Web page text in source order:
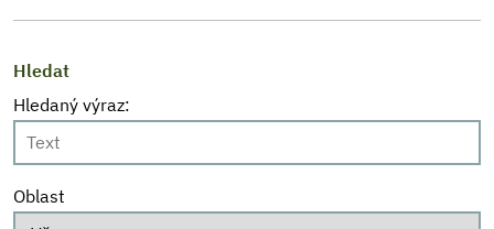
Hledat
Hledaný výraz:
Oblast